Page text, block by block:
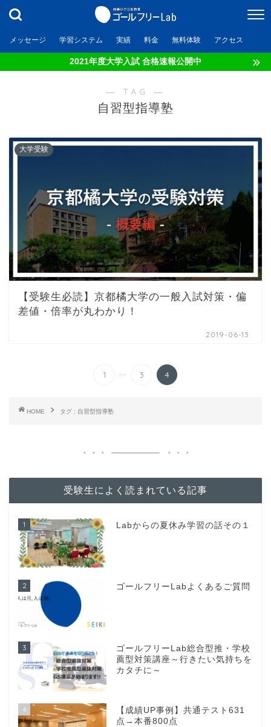
メッセージ 学習システム 実績 料金 無料体験 アクセス
2021年度大学入試 合格速報公開中
― TAG ―
自習型指導塾
大学受験
【受験生必読】京都橘大学の一般入試対策・偏
差値・倍率が丸わかり！
2019-06-13
1 ... 3 4
HOME タグ : 自習型指導塾
受験生によく読まれている記事
1 Labからの夏休み学習の話その１
2 ゴールフリーLabよくあるご質問
3
ゴールフリーLab総合型推・学校
薦型対策講座～行きたい気持ちを
カタチに～
4
【成績UP事例】共通テスト631
点→本番800点